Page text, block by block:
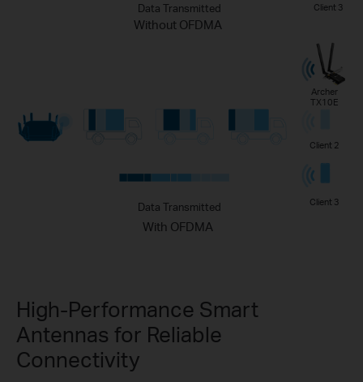
Without OFDMA
Data Transmitted Client 3
With OFDMA
Data Transmitted
Archer
TX10E
Client 2
Client 3
High-Performance Smart
Antennas for Reliable
Connectivity